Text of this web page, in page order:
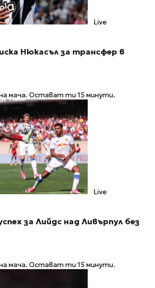
Live
Нюкасъл за трансфер в
на мача. Остават ти 15 минути.
Live
за Лийдс над Ливърпул без
на мача. Остават ти 15 минути.